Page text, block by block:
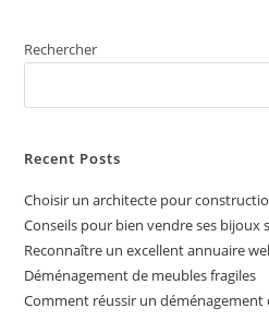
Rechercher
Recent Posts
Choisir un architecte pour
Conseils pour bien vendre ses bijoux
Reconnaître un excellent annuaire
Déménagement de meubles fragiles
Comment réussir un déménagement